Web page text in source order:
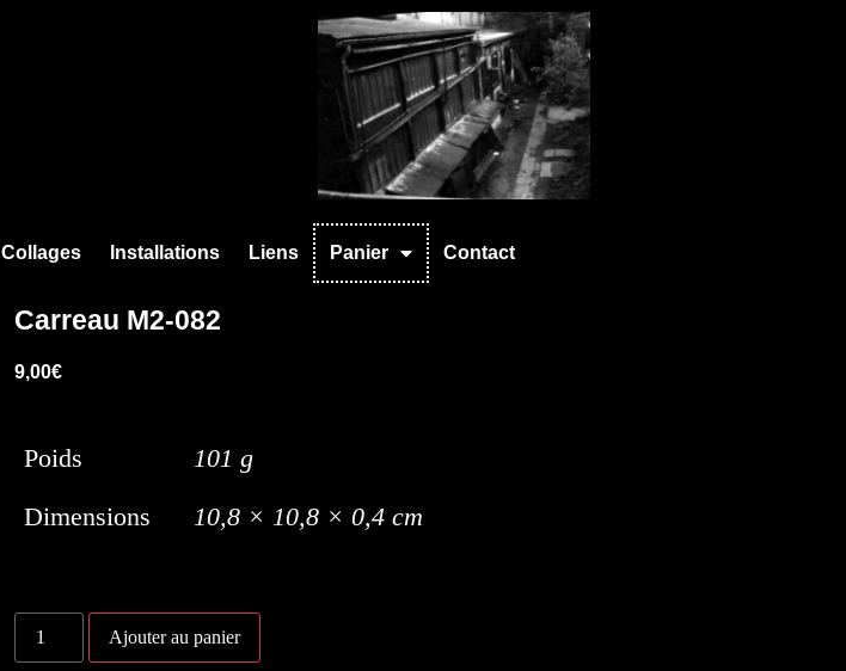
Collages Installations Liens Panier Contact
Carreau M2-082
9,00€
Poids
101 g
Dimensions
10,8 × 10,8 × 0,4 cm
Ajouter au panier